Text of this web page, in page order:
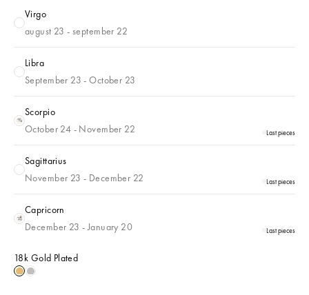
Virgo
Virgo
august 23 - september 22
Libra
Libra
September 23 - October 23
Scorpio
Scorpio
October 24 - November 22
Last pieces
Sagittarius
Sagittarius
November 23 - December 22
Last pieces
Capricorn
Capricorn
December 23 - January 20
Last pieces
18k Gold Plated
18k Gold Plated
Sterling Silver